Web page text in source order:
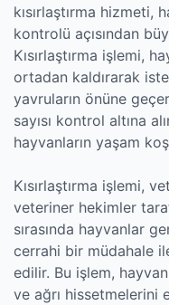
kısırlaştırma hizmeti,
kontrolü açısından
Kısırlaştırma işlemi,
ortadan kaldırarak
yavruların önüne
sayısı kontrol altına
hayvanların yaşam
Kısırlaştırma işlemi,
veteriner hekimler
sırasında hayvanlar
cerrahi bir müdahale
edilir. Bu işlem,
ve ağrı hissetmelerini